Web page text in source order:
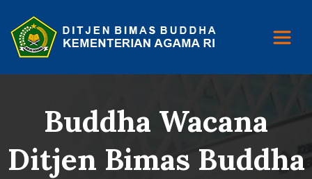
Buddha Wacana
Ditjen Bimas Buddha